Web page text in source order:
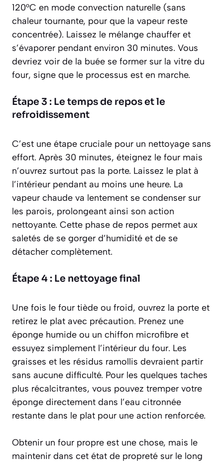
120°C en mode convection naturelle (sans
chaleur tournante, pour que la vapeur reste
concentrée). Laissez le mélange chauffer et
s’évaporer pendant environ 30 minutes. Vous
devriez voir de la buée se former sur la vitre du
four, signe que le processus est en marche.
Étape 3 : Le temps de repos et le
refroidissement
C’est une étape cruciale pour un nettoyage sans
effort. Après 30 minutes, éteignez le four mais
n’ouvrez surtout pas la porte. Laissez le plat à
l’intérieur pendant au moins une heure. La
vapeur chaude va lentement se condenser sur
les parois, prolongeant ainsi son action
nettoyante. Cette phase de repos permet aux
saletés de se gorger d’humidité et de se
détacher complètement.
Étape 4 : Le nettoyage final
Une fois le four tiède ou froid, ouvrez la porte et
retirez le plat avec précaution. Prenez une
éponge humide ou un chiffon microfibre et
essuyez simplement l’intérieur du four. Les
graisses et les résidus ramollis devraient partir
sans aucune difficulté. Pour les quelques taches
plus récalcitrantes, vous pouvez tremper votre
éponge directement dans l’eau citronnée
restante dans le plat pour une action renforcée.
Obtenir un four propre est une chose, mais le
maintenir dans cet état de propreté sur le long